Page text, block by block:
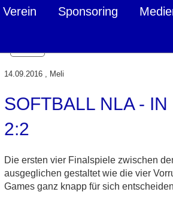
Verein Sponsoring
14.09.2016, Meli
SOFTBALL NLA -
2:2
Die ersten vier Finalspiele zwischen
ausgeglichen gestaltet wie die vier
Games ganz knapp für sich